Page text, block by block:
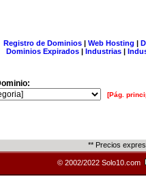
Registro de Dominios| Web Hosting |
Dominios Expirados | Industrias |
[Pág.
** Precios
© 2002/2022 Solo10.com